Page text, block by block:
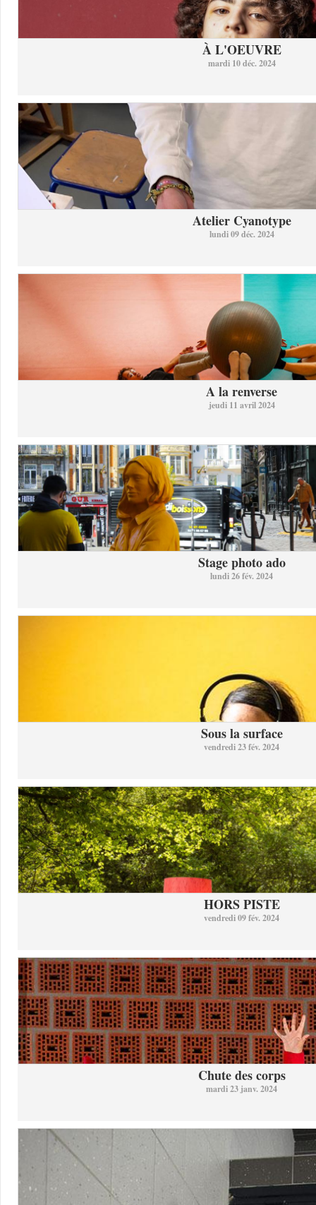
À L'OEUVRE
mardi 10 déc. 2024
Atelier Cyanotype
lundi 09 déc. 2024
A la renverse
jeudi 11 avril 2024
Stage photo ado
lundi 26 fév. 2024
Sous la surface
vendredi 23 fév. 2024
HORS PISTE
vendredi 09 fév. 2024
Chute des corps
mardi 23 janv. 2024